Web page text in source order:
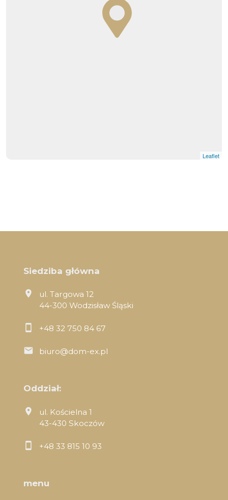
Leaflet
Siedziba główna
ul. Targowa 12
44-300 Wodzisław Śląski
+48 32 750 84 67
biuro@dom-ex.pl
Oddział:
ul. Kościelna 1
43-430 Skoczów
+48 33 815 10 93
menu